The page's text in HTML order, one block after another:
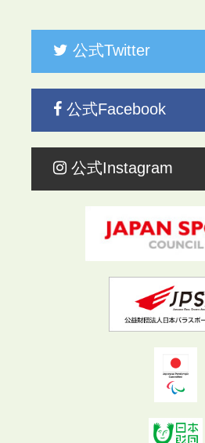
公式Twitter
公式Facebook
公式Instagram